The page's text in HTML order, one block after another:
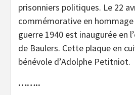
prisonniers politiques. Le 22
commémorative en
guerre 1940 est inaugurée en
de Baulers. Cette plaque en
bénévole d’Adolphe Petitniot.
……..